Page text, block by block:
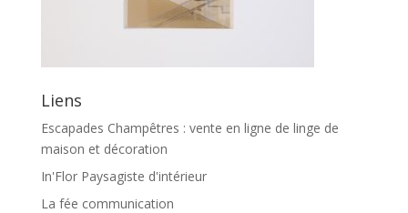
Liens
Escapades Champêtres : vente en ligne de linge de
maison et décoration
In'Flor Paysagiste d'intérieur
La fée communication